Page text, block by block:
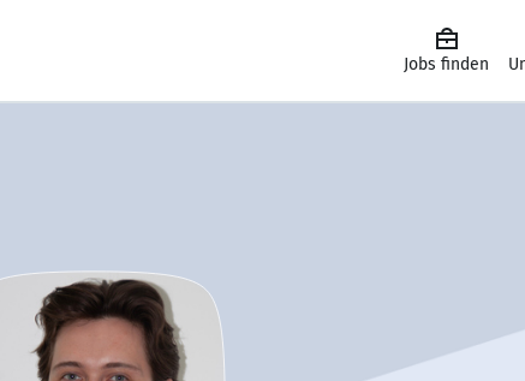
Jobs finden